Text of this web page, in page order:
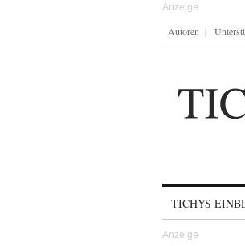
Autoren
TICHYS